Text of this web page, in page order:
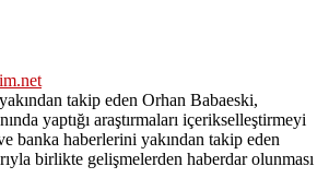
takip eden Orhan Babaeski,
yaptığı araştırmaları içerikselleştirmeyi
banka haberlerini yakından takip eden
birlikte gelişmelerden haberdar olunması